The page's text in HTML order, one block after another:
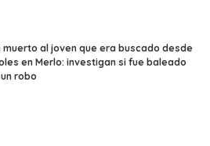
muerto al joven que era buscado desde
en Merlo: investigan si fue baleado
robo